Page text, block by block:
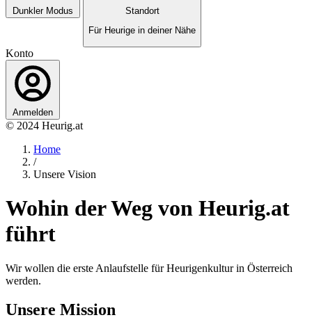
Dunkler Modus
Standort
Für Heurige in deiner Nähe
Konto
Anmelden
© 2024 Heurig.at
Home
/
Unsere Vision
Wohin der Weg von Heurig.at
führt
Wir wollen die erste Anlaufstelle für Heurigenkultur in Österreich
werden.
Unsere Mission